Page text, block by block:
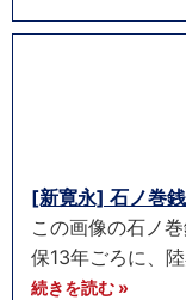
[新寛永] 石ノ巻
この画像の石ノ
保13年ごろに、
続きを読む »